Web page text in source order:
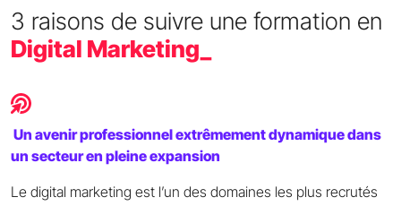
3 raisons de suivre une formation en
Digital Marketing_
Un avenir professionnel extrêmement dynamique dans
un secteur en pleine expansion
Le digital marketing est l’un des domaines les plus recrutés